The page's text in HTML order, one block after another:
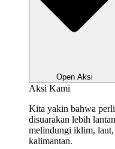
Open Aksi
Aksi Kami
Kita yakin bahwa
disuarakan lebih
melindungi iklim,
kalimantan.